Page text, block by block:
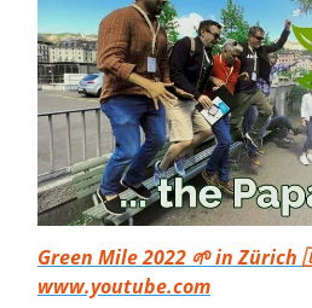
Green Mile 2022 🌱 in
www.youtube.com